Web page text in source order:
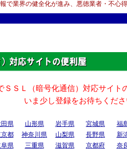
県 山形県 岩手県 宮城県
福
都 神奈川県 山梨県 長野県
新
県 三重県 滋賀県 京都府
奈